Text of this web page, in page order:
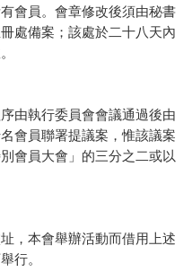
會員。會章修改後須由秘書
處備案；該處於二十八天內
由執行委員會會議通過後由
會員聯署提議案，惟該議案
會員大會」的三分之二或以
，本會舉辦活動而借用上述
行。